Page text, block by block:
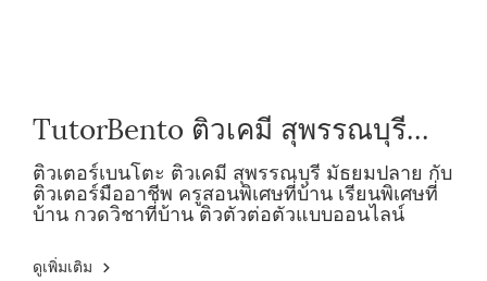
TutorBento ติวเคมี สุพรรณบุรี
ม.ปลาย กับติวเตอร์มืออาชีพ
ติวเตอร์เบนโตะ ติวเคมี สุพรรณบุรี มัธยมปลาย กับ
ติวเตอร์มืออาชีพ ครูสอนพิเศษที่บ้าน เรียนพิเศษที่
บ้าน กวดวิชาที่บ้าน ติวตัวต่อตัวแบบออนไลน์
ดูเพิ่มเติม